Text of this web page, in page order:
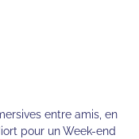
entre amis, en
pour un Week-end